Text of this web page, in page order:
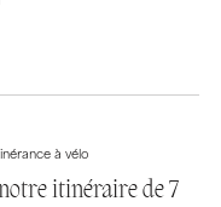
à vélo
itinéraire de 7